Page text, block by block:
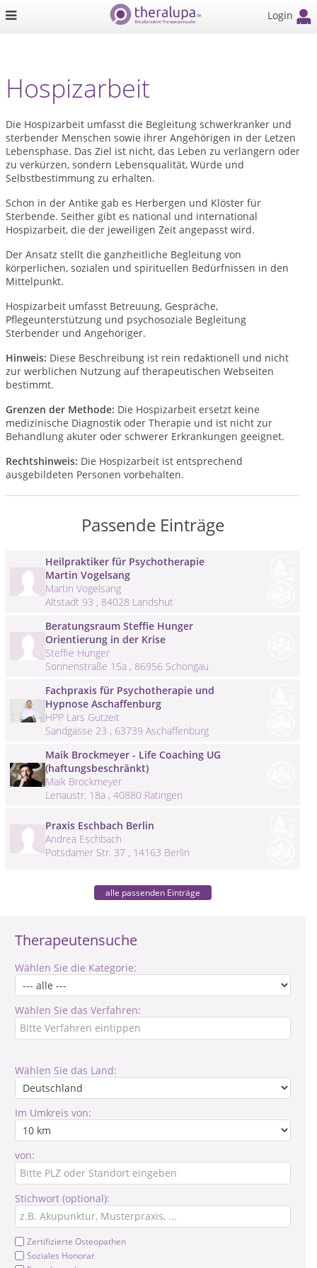
Login
Therapeutensuche
Wählen Sie die Kategorie:
Wählen Sie das Verfahren:
Wählen Sie das Land:
Im Umkreis von:
von:
Stichwort (optional):
Zertifizierte Osteopathen
Soziales Honorar
Hospizarbeit
Die Hospizarbeit umfasst die Begleitung schwerkranker und
sterbender Menschen sowie ihrer Angehörigen in der Letzen
Lebensphase. Das Ziel ist nicht, das Leben zu verlängern oder
zu verkürzen, sondern Lebensqualität, Würde und
Selbstbestimmung zu erhalten.
Schon in der Antike gab es Herbergen und Klöster für
Sterbende. Seither gibt es national und international
Hospizarbeit, die der jeweiligen Zeit angepasst wird.
Der Ansatz stellt die ganzheitliche Begleitung von
körperlichen, sozialen und spirituellen Bedürfnissen in den
Mittelpunkt.
Hospizarbeit umfasst Betreuung, Gespräche,
Pflegeunterstützung und psychosoziale Begleitung
Sterbender und Angehöriger.
Hinweis: Diese Beschreibung ist rein redaktionell und nicht
zur werblichen Nutzung auf therapeutischen Webseiten
bestimmt.
Grenzen der Methode: Die Hospizarbeit ersetzt keine
medizinische Diagnostik oder Therapie und ist nicht zur
Behandlung akuter oder schwerer Erkrankungen geeignet.
Rechtshinweis: Die Hospizarbeit ist entsprechend
ausgebildeten Personen vorbehalten.
Passende Einträge
Heilpraktiker für Psychotherapie
Martin Vogelsang
Martin Vogelsang
Altstadt 93 , 84028 Landshut
Beratungsraum Steffie Hunger
Orientierung in der Krise
Steffie Hunger
Sonnenstraße 15a , 86956 Schongau
Fachpraxis für Psychotherapie und
Hypnose Aschaffenburg
HPP Lars Gutzeit
Sandgasse 23 , 63739 Aschaffenburg
Maik Brockmeyer - Life Coaching UG
(haftungsbeschränkt)
Maik Brockmeyer
Lenaustr. 18a , 40880 Ratingen
Praxis Eschbach Berlin
Andrea Eschbach
Potsdamer Str. 37 , 14163 Berlin
alle passenden Einträge